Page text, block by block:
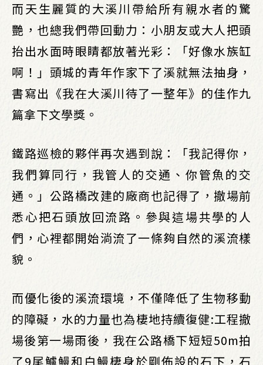
而天生麗質的大溪川帶給所有親水者的驚
艷，也總我們帶回動力：小朋友或大人把頭
抬出水面時眼睛都放著光彩：「好像水族缸
啊！」頭城的青年作家下了溪就無法抽身，
書寫出《我在大溪川待了一整年》的佳作九
篇拿下文學獎。
鐵路巡檢的夥伴再次遇到說：「我記得你，
我們算同行，我管人的交通、你管魚的交
通。」公路橋改建的廠商也記得了，撤場前
悉心把石頭放回流路。參與這場共學的人
們，心裡都開始淌流了一條夠自然的溪流樣
貌。
而優化後的溪流環境，不僅降低了生物移動
的障礙，水的力量也為棲地持續復健:工程撤
場後第一場雨後，我在公路橋下短短50m拍
了9尾鱸鰻和白鰻棲身於剛佈設的石下，石